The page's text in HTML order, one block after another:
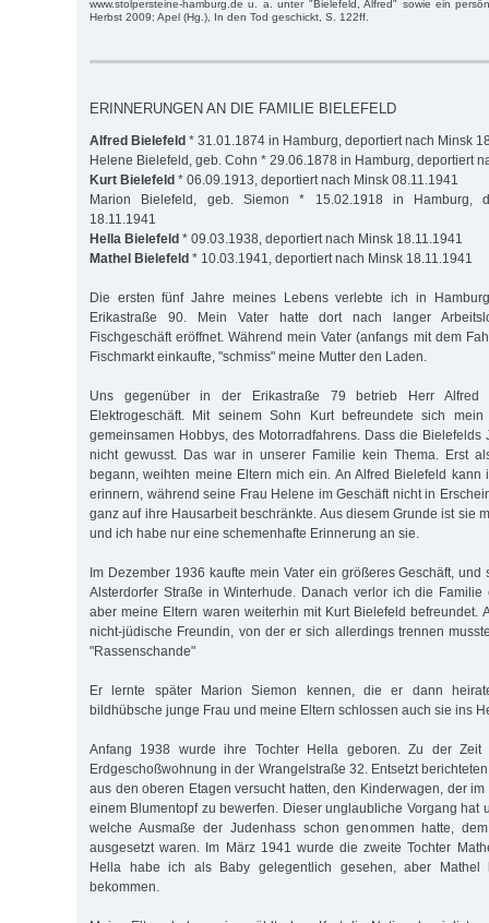
www.stolpersteine-hamburg.de u. a. unter "Bielefeld, Alfred" sowie ein
Herbst 2009; Apel (Hg.), In den Tod geschickt, S. 122ff.
ERINNERUNGEN AN DIE FAMILIE BIELEFELD
Alfred Bielefeld * 31.01.1874 in Hamburg, deportiert nach Minsk
Helene Bielefeld, geb. Cohn * 29.06.1878 in Hamburg, deportiert
Kurt Bielefeld * 06.09.1913, deportiert nach Minsk 08.11.1941
Marion Bielefeld, geb. Siemon * 15.02.1918 in Hamburg,
18.11.1941
Hella Bielefeld * 09.03.1938, deportiert nach Minsk 18.11.1941
Mathel Bielefeld * 10.03.1941, deportiert nach Minsk 18.11.1941
Die ersten fünf Jahre meines Lebens verlebte ich in
Erikastraße 90. Mein Vater hatte dort nach langer
Fischgeschäft eröffnet. Während mein Vater (anfangs mit dem
Fischmarkt einkaufte, "schmiss" meine Mutter den Laden.
Uns gegenüber in der Erikastraße 79 betrieb Herr Alfred
Elektrogeschäft. Mit seinem Sohn Kurt befreundete sich
gemeinsamen Hobbys, des Motorradfahrens. Dass die Bielefelds
nicht gewusst. Das war in unserer Familie kein Thema. Erst
begann, weihten meine Eltern mich ein. An Alfred Bielefeld kann
erinnern, während seine Frau Helene im Geschäft nicht in
ganz auf ihre Hausarbeit beschränkte. Aus diesem Grunde ist sie
und ich habe nur eine schemenhafte Erinnerung an sie.
Im Dezember 1936 kaufte mein Vater ein größeres Geschäft,
Alsterdorfer Straße in Winterhude. Danach verlor ich die Familie
aber meine Eltern waren weiterhin mit Kurt Bielefeld befreundet.
nicht-jüdische Freundin, von der er sich allerdings trennen
"Rassenschande"
Er lernte später Marion Siemon kennen, die er dann
bildhübsche junge Frau und meine Eltern schlossen auch sie ins
Anfang 1938 wurde ihre Tochter Hella geboren. Zu der
Erdgeschoßwohnung in der Wrangelstraße 32. Entsetzt
aus den oberen Etagen versucht hatten, den Kinderwagen, der
einem Blumentopf zu bewerfen. Dieser unglaubliche Vorgang hat
welche Ausmaße der Judenhass schon genommen hatte,
ausgesetzt waren. Im März 1941 wurde die zweite Tochter
Hella habe ich als Baby gelegentlich gesehen, aber
bekommen.